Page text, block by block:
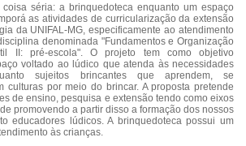
coisa séria: a brinquedoteca enquanto um espaço
as atividades de curricularização da extensão
da UNIFAL-MG, especificamente ao atendimento
denominada "Fundamentos e Organização
II: pré-escola". O projeto tem como objetivo
voltado ao lúdico que atenda às necessidades
sujeitos brincantes que aprendem, se
culturas por meio do brincar. A proposta pretende
de ensino, pesquisa e extensão tendo como eixos
promovendo a partir disso a formação dos nossos
educadores lúdicos. A brinquedoteca possui um
às crianças.